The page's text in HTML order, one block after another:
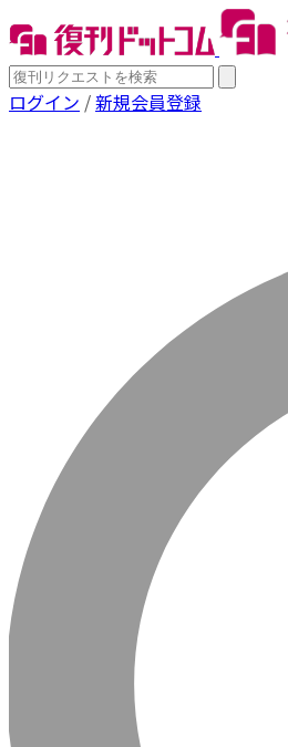
ログイン /新規会員登録